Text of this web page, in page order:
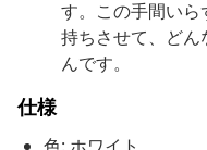
す。この手間い
持ちさせて、どん
んです。
仕様